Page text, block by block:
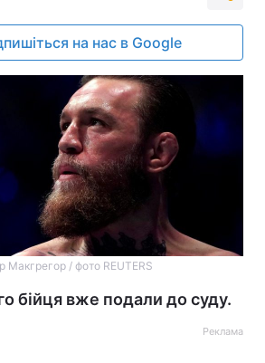
на нас в Google
Макгрегор / фото REUTERS
бійця вже подали до суду.
Реклама